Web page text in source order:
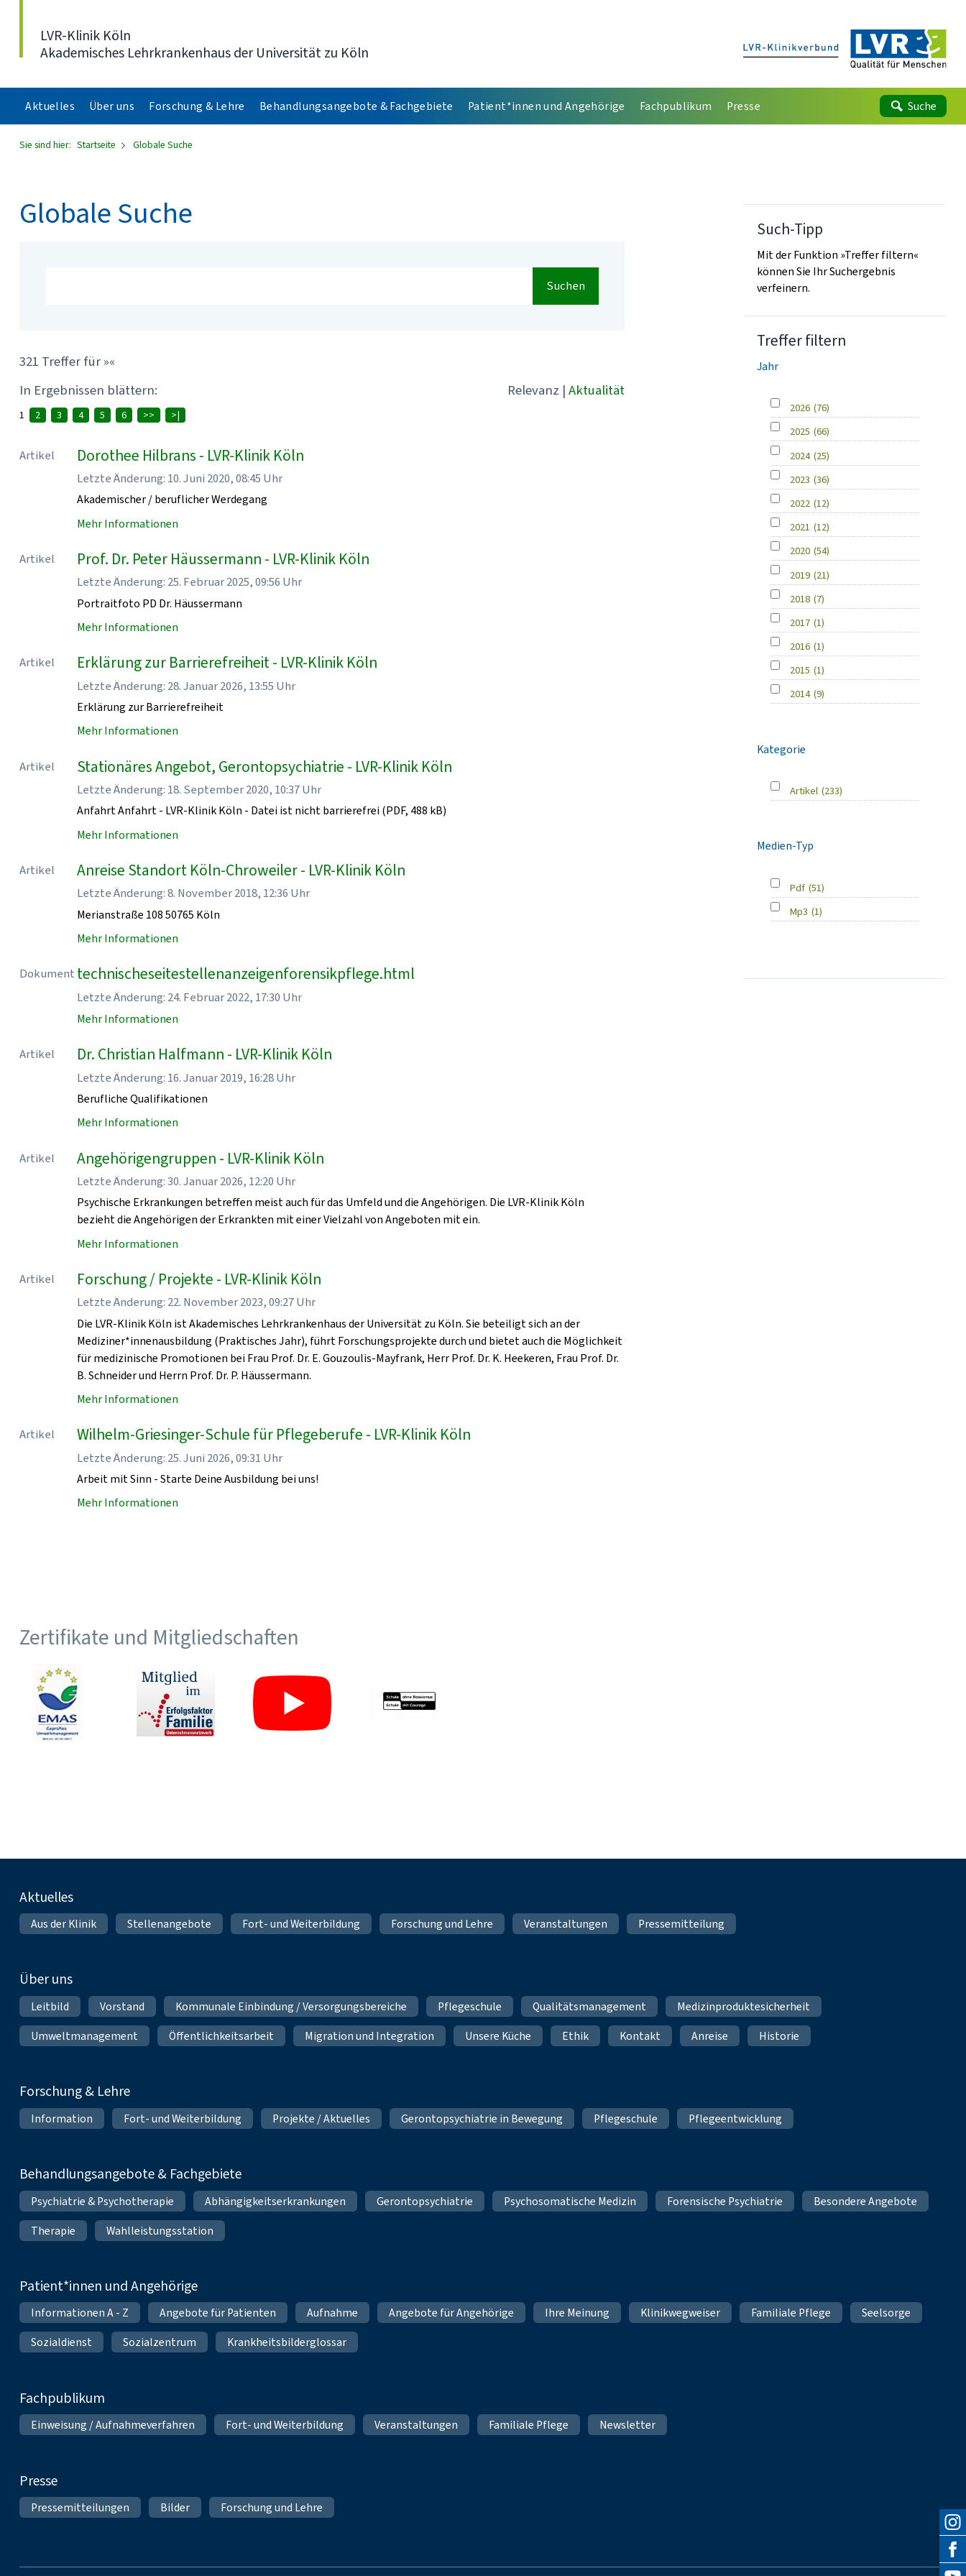
LVR-Klinik Köln
Akademisches Lehrkrankenhaus der Universität zu Köln
Aktuelles Über uns Forschung & Lehre Behandlungsangebote & Fachgebiete Patient*innen und Angehörige Fachpublikum Presse Suche
Sie sind hier: Startseite Globale Suche
Globale Suche
Suchen
321 Treffer für »«
In Ergebnissen blättern:
Relevanz | Aktualität
1 2 3 4 5 6 >> >|
Artikel Dorothee Hilbrans - LVR-Klinik Köln
Letzte Änderung: 10. Juni 2020, 08:45 Uhr
Akademischer / beruflicher Werdegang
Mehr Informationen
Artikel Prof. Dr. Peter Häussermann - LVR-Klinik Köln
Letzte Änderung: 25. Februar 2025, 09:56 Uhr
Portraitfoto PD Dr. Häussermann
Mehr Informationen
Artikel Erklärung zur Barrierefreiheit - LVR-Klinik Köln
Letzte Änderung: 28. Januar 2026, 13:55 Uhr
Erklärung zur Barrierefreiheit
Mehr Informationen
Artikel Stationäres Angebot, Gerontopsychiatrie - LVR-Klinik Köln
Letzte Änderung: 18. September 2020, 10:37 Uhr
Anfahrt Anfahrt - LVR-Klinik Köln - Datei ist nicht barrierefrei (PDF, 488 kB)
Mehr Informationen
Artikel Anreise Standort Köln-Chroweiler - LVR-Klinik Köln
Letzte Änderung: 8. November 2018, 12:36 Uhr
Merianstraße 108 50765 Köln
Mehr Informationen
Dokument technischeseitestellenanzeigenforensikpflege.html
Letzte Änderung: 24. Februar 2022, 17:30 Uhr
Mehr Informationen
Artikel Dr. Christian Halfmann - LVR-Klinik Köln
Letzte Änderung: 16. Januar 2019, 16:28 Uhr
Berufliche Qualifikationen
Mehr Informationen
Artikel Angehörigengruppen - LVR-Klinik Köln
Letzte Änderung: 30. Januar 2026, 12:20 Uhr
Psychische Erkrankungen betreffen meist auch für das Umfeld und die Angehörigen. Die LVR-Klinik Köln
bezieht die Angehörigen der Erkrankten mit einer Vielzahl von Angeboten mit ein.
Mehr Informationen
Artikel Forschung / Projekte - LVR-Klinik Köln
Letzte Änderung: 22. November 2023, 09:27 Uhr
Die LVR-Klinik Köln ist Akademisches Lehrkrankenhaus der Universität zu Köln. Sie beteiligt sich an der
Mediziner*innenausbildung (Praktisches Jahr), führt Forschungsprojekte durch und bietet auch die Möglichkeit
für medizinische Promotionen bei Frau Prof. Dr. E. Gouzoulis-Mayfrank, Herr Prof. Dr. K. Heekeren, Frau Prof. Dr.
B. Schneider und Herrn Prof. Dr. P. Häussermann.
Mehr Informationen
Artikel Wilhelm-Griesinger-Schule für Pflegeberufe - LVR-Klinik Köln
Letzte Änderung: 25. Juni 2026, 09:31 Uhr
Arbeit mit Sinn - Starte Deine Ausbildung bei uns!
Mehr Informationen
Such-Tipp
Mit der Funktion »Treffer filtern«
können Sie Ihr Suchergebnis
verfeinern.
Treffer filtern
Jahr
2026 (76)
2025 (66)
2024 (25)
2023 (36)
2022 (12)
2021 (12)
2020 (54)
2019 (21)
2018 (7)
2017 (1)
2016 (1)
2015 (1)
2014 (9)
Kategorie
Artikel (233)
Medien-Typ
Pdf (51)
Mp3 (1)
Zertifikate und Mitgliedschaften
Fußnavigation
Aktuelles
Aus der Klinik Stellenangebote Fort- und Weiterbildung Forschung und Lehre Veranstaltungen Pressemitteilung
Über uns
Leitbild Vorstand Kommunale Einbindung / Versorgungsbereiche Pflegeschule Qualitätsmanagement
Medizinproduktesicherheit
Umweltmanagement
Öffentlichkeitsarbeit Migration und Integration Unsere Küche Ethik Kontakt Anreise Historie
Forschung & Lehre
Information Fort- und Weiterbildung Projekte / Aktuelles Gerontopsychiatrie in Bewegung Pflegeschule Pflegeentwicklung
Behandlungsangebote & Fachgebiete
Psychiatrie & Psychotherapie Abhängigkeitserkrankungen Gerontopsychiatrie Psychosomatische Medizin Forensische Psychiatrie
Besondere Angebote
Therapie
Wahlleistungsstation
Patient*innen und Angehörige
Informationen A - Z Angebote für Patienten Aufnahme Angebote für Angehörige Ihre Meinung Klinikwegweiser Familiale Pflege
Seelsorge
Sozialdienst
Sozialzentrum Krankheitsbilderglossar
Fachpublikum
Einweisung / Aufnahmeverfahren Fort- und Weiterbildung Veranstaltungen Familiale Pflege Newsletter
Presse
Pressemitteilungen Bilder Forschung und Lehre